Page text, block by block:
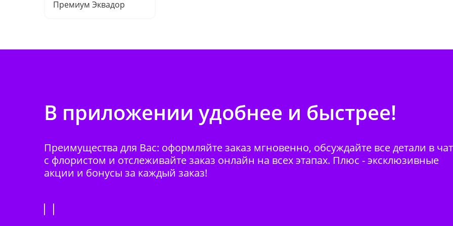
Премиум Эквадор
В приложении удобнее и быстрее!
Преимущества для Вас: оформляйте заказ мгновенно, обсуждайте все детали в
с флористом и отслеживайте заказ онлайн на всех этапах. Плюс - эксклюзивные
акции и бонусы за каждый заказ!